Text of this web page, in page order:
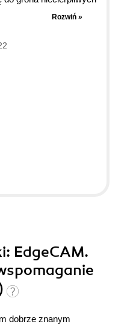
trudność. Staram się
i jak na razie to
mi się zdobyć
Gdyby
Rozwiń »
: EdgeCAM.
dobrze znanym